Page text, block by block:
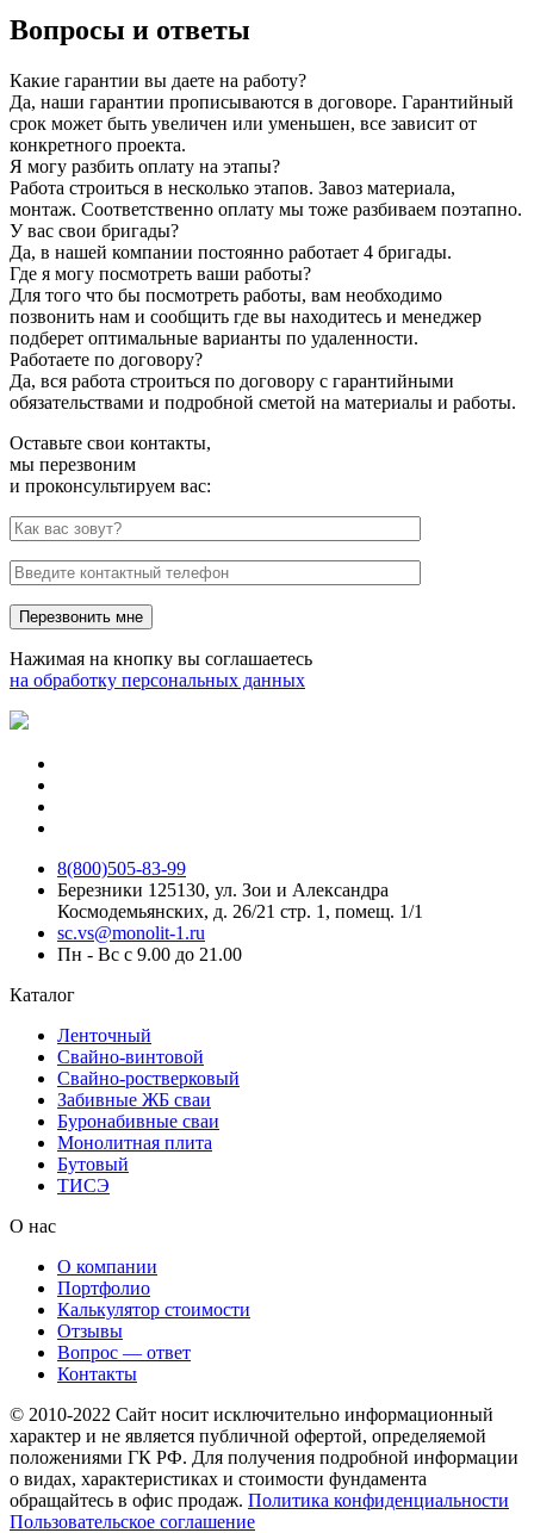
Вопросы и ответы
Какие гарантии вы даете на работу?
Да, наши гарантии прописываются в договоре. Гарантийный
срок может быть увеличен или уменьшен, все зависит от
конкретного проекта.
Я могу разбить оплату на этапы?
Работа строиться в несколько этапов. Завоз материала,
монтаж. Соответственно оплату мы тоже разбиваем поэтапно.
У вас свои бригады?
Да, в нашей компании постоянно работает 4 бригады.
Где я могу посмотреть ваши работы?
Для того что бы посмотреть работы, вам необходимо
позвонить нам и сообщить где вы находитесь и менеджер
подберет оптимальные варианты по удаленности.
Работаете по договору?
Да, вся работа строиться по договору с гарантийными
обязательствами и подробной сметой на материалы и работы.
Оставьте свои контакты,
мы перезвоним
и проконсультируем вас:
Нажимая на кнопку вы соглашаетесь
на обработку персональных данных
8(800)505-83-99
Березники 125130, ул. Зои и Александра
Космодемьянских, д. 26/21 стр. 1, помещ. 1/1
sc.vs@monolit-1.ru
Пн - Вс с 9.00 до 21.00
Каталог
Ленточный
Свайно-винтовой
Свайно-ростверковый
Забивные ЖБ сваи
Буронабивные сваи
Монолитная плита
Бутовый
ТИСЭ
О нас
О компании
Портфолио
Калькулятор стоимости
Отзывы
Вопрос — ответ
Контакты
© 2010-2022 Сайт носит исключительно информационный
характер и не является публичной офертой, определяемой
положениями ГК РФ. Для получения подробной информации
о видах, характеристиках и стоимости фундамента
обращайтесь в офис продаж. Политика конфиденциальности
Пользовательское соглашение